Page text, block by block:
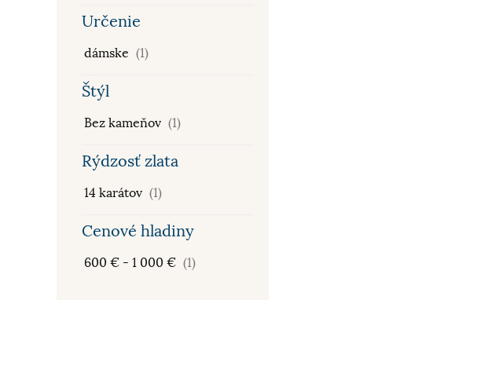
Určenie
dámske (1)
Štýl
Bez kameňov (1)
Rýdzosť zlata
14 karátov (1)
Cenové hladiny
600 € - 1 000 € (1)